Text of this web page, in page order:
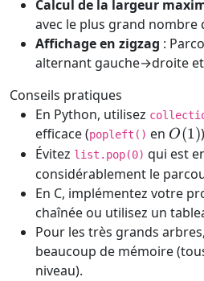
Calcul de la largeur
avec le plus grand nombre
Affichage en zigzag :
alternant gauche→droite
Conseils pratiques
En Python, utilisez
efficace (popleft() en O(1)
O(1)
Évitez list.pop(0) qui est
considérablement le
En C, implémentez votre
chaînée ou utilisez un
Pour les très grands
beaucoup de mémoire
niveau).